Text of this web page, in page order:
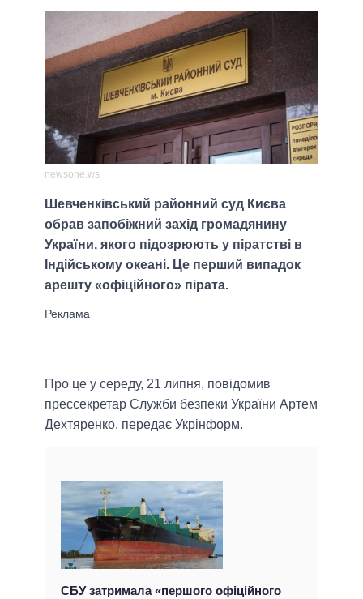
newsone.ws
Шевченківський районний суд Києва
обрав запобіжний захід громадянину
України, якого підозрюють у піратстві в
Індійському океані. Це перший випадок
арешту «офіційного» пірата.
Про це у середу, 21 липня, повідомив
прессекретар Служби безпеки України Артем
Дехтяренко, передає Укрінформ.
СБУ затримала «першого офіційного